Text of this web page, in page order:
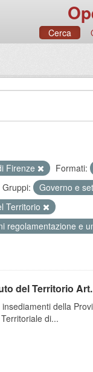
Cerca
Firenze Formati:
Gruppi: Governo e
Territorio
regolamentazione e
del Territorio
della
di...